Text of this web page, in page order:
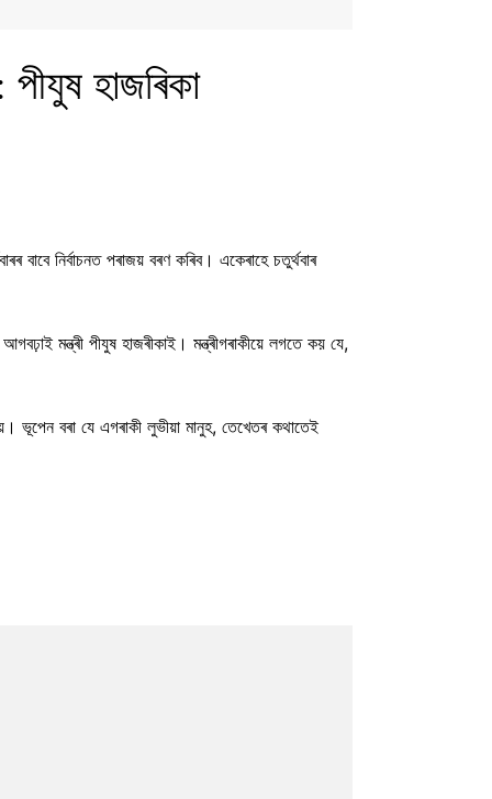
পীযুষ হাজৰিকা
নিৰ্বাচনত পৰাজয় বৰণ কৰিব। একেৰাহে চতুৰ্থবাৰ
মন্ত্ৰী পীযুষ হাজৰীকাই। মন্ত্ৰীগৰাকীয়ে লগতে কয় যে,
ভূপেন বৰা যে এগৰাকী লুভীয়া মানুহ, তেখেতৰ কথাতেই